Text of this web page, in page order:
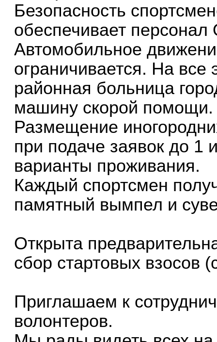
Безопасность
обеспечивает
Автомобильное
ограничивается. На все
районная больница
машину скорой помощи.
Размещение
при подаче заявок до 1
варианты проживания.
Каждый спортсмен
памятный вымпел и
Открыта
сбор стартовых взосов
Приглашаем к
волонтеров.